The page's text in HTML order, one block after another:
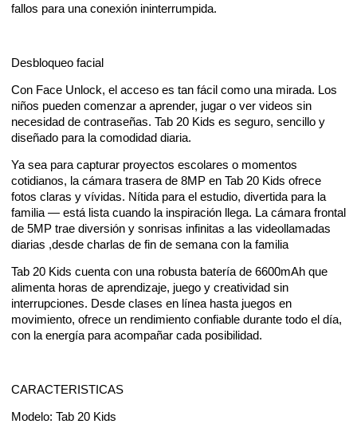
fallos para una conexión ininterrumpida.
Desbloqueo facial
Con Face Unlock, el acceso es tan fácil como una mirada. Los
niños pueden comenzar a aprender, jugar o ver videos sin
necesidad de contraseñas. Tab 20 Kids es seguro, sencillo y
diseñado para la comodidad diaria.
Ya sea para capturar proyectos escolares o momentos
cotidianos, la cámara trasera de 8MP en Tab 20 Kids ofrece
fotos claras y vívidas. Nítida para el estudio, divertida para la
familia — está lista cuando la inspiración llega. La cámara frontal
de 5MP trae diversión y sonrisas infinitas a las videollamadas
diarias ,desde charlas de fin de semana con la familia
Tab 20 Kids cuenta con una robusta batería de 6600mAh que
alimenta horas de aprendizaje, juego y creatividad sin
interrupciones. Desde clases en línea hasta juegos en
movimiento, ofrece un rendimiento confiable durante todo el día,
con la energía para acompañar cada posibilidad.
CARACTERISTICAS
Modelo: Tab 20 Kids